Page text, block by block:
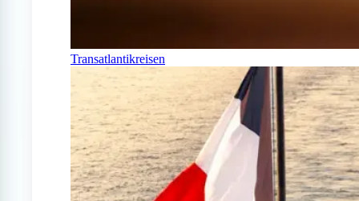
Transatlantikreisen